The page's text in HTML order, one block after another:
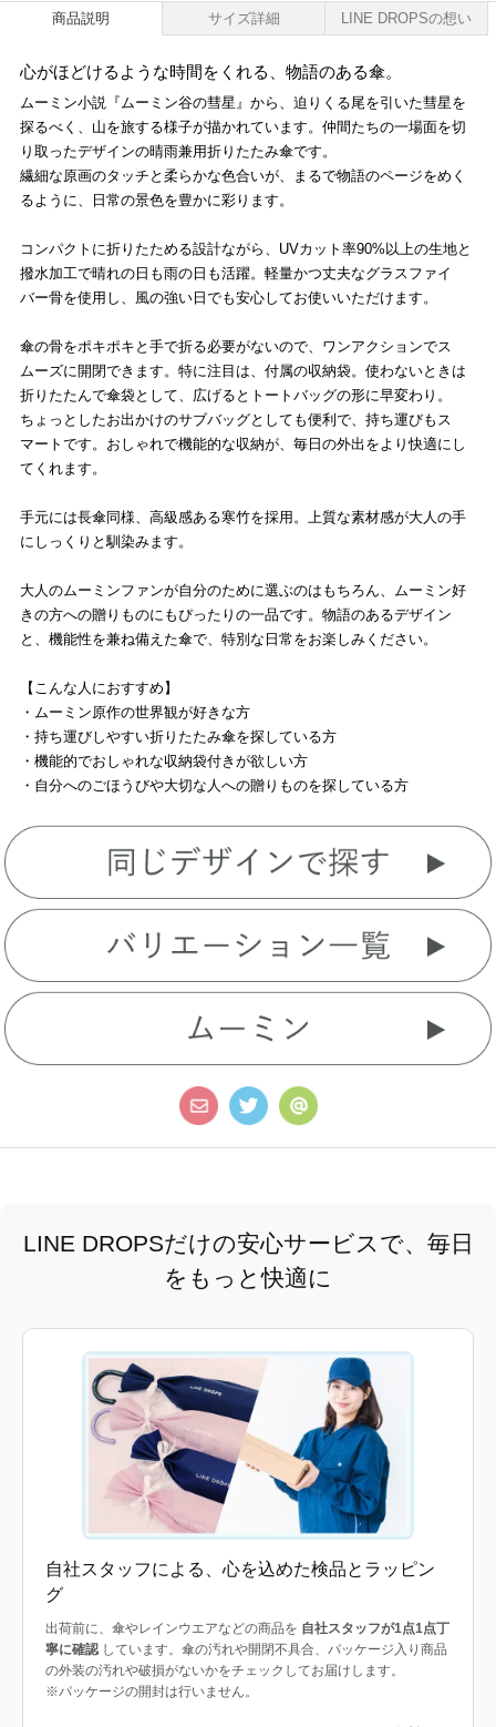
商品説明 サイズ詳細 LINE DROPSの想い
心がほどけるような時間をくれる、物語のある傘。
ムーミン小説『ムーミン谷の彗星』から、迫りくる尾を引いた彗星を
探るべく、山を旅する様子が描かれています。仲間たちの一場面を切
り取ったデザインの晴雨兼用折りたたみ傘です。
繊細な原画のタッチと柔らかな色合いが、まるで物語のページをめく
るように、日常の景色を豊かに彩ります。
コンパクトに折りたためる設計ながら、UVカット率90%以上の生地と
撥水加工で晴れの日も雨の日も活躍。軽量かつ丈夫なグラスファイ
バー骨を使用し、風の強い日でも安心してお使いいただけます。
傘の骨をポキポキと手で折る必要がないので、ワンアクションでス
ムーズに開閉できます。特に注目は、付属の収納袋。使わないときは
折りたたんで傘袋として、広げるとトートバッグの形に早変わり。
ちょっとしたお出かけのサブバッグとしても便利で、持ち運びもス
マートです。おしゃれで機能的な収納が、毎日の外出をより快適にし
てくれます。
手元には長傘同様、高級感ある寒竹を採用。上質な素材感が大人の手
にしっくりと馴染みます。
大人のムーミンファンが自分のために選ぶのはもちろん、ムーミン好
きの方への贈りものにもぴったりの一品です。物語のあるデザイン
と、機能性を兼ね備えた傘で、特別な日常をお楽しみください。
【こんな人におすすめ】
・ムーミン原作の世界観が好きな方
・持ち運びしやすい折りたたみ傘を探している方
・機能的でおしゃれな収納袋付きが欲しい方
・自分へのごほうびや大切な人への贈りものを探している方
LINE DROPSだけの安心サービスで、毎日
をもっと快適に
自社スタッフによる、心を込めた検品とラッピン
グ
出荷前に、傘やレインウエアなどの商品を 自社スタッフが1点1点丁
寧に確認 しています。傘の汚れや開閉不具合、パッケージ入り商品
の外装の汚れや破損がないかをチェックしてお届けします。
※パッケージの開封は行いません。